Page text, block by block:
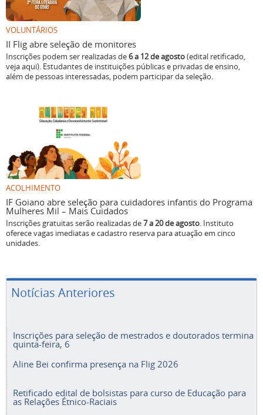
VOLUNTÁRIOS
II Flig abre seleção de monitores
Inscrições podem ser realizadas de6 a 12 de agosto(edital retificado,
veja aqui). Estudantes de instituições públicas e privadas de ensino,
além de pessoas interessadas, podem participar da seleção.
ACOLHIMENTO
IF Goiano abre seleção para cuidadores infantis do Programa
Mulheres Mil – Mais Cuidados
Inscrições gratuitas serão realizadas de7 a 20 de agosto. Instituto
oferece vagas imediatas e cadastro reserva para atuação em cinco
unidades.
Notícias Anteriores
Inscrições para seleção de mestrados e doutorados termina
quinta-feira, 6
Aline Bei confirma presença na Flig 2026
Retificado edital de bolsistas para curso de Educação para
as Relações Étnico-Raciais